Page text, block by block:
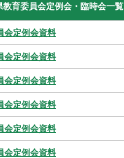
教育委員会定例会・臨時会一覧
会定例会資料
会定例会資料
会定例会資料
会定例会資料
会定例会資料
会定例会資料